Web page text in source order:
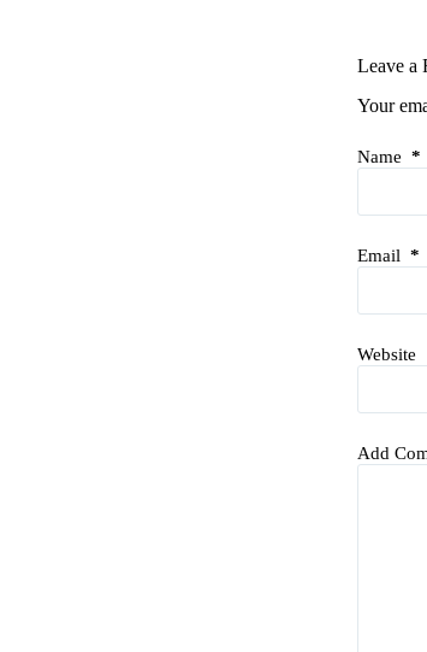
Leave a
Your
Name *
Email *
Website
Add